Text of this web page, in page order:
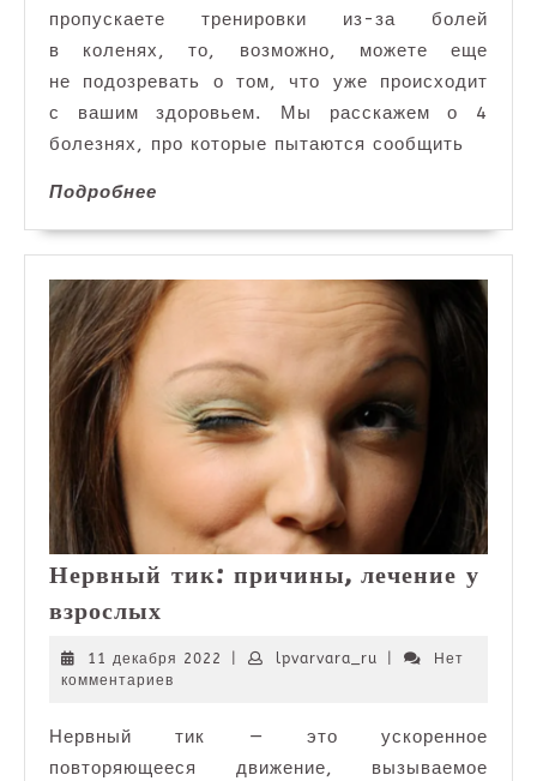
пропускаете тренировки из-за болей
в коленях, то, возможно, можете еще
не подозревать о том, что уже происходит
с вашим здоровьем. Мы расскажем о 4
болезнях, про которые пытаются сообщить
Подробнее
Нервный тик: причины, лечение у
взрослых
причины,
лечение
взрослых
11 декабря 2022 lpvarvara_rulpvarvara_ru
Нет
комментариев
Нервный тик — это ускоренное
повторяющееся движение, вызываемое